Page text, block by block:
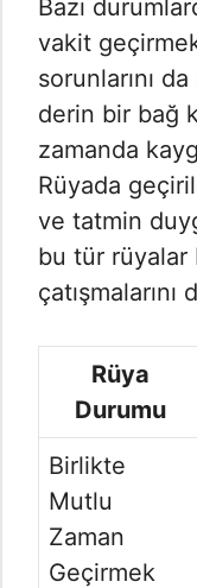
Bazı
vakit
sorunlarını
derin bir bağ
zamanda
Rüyada
ve tatmin
bu tür rüyalar
Rüya
Durumu
Birlikte
Mutlu
Zaman
Geçirmek